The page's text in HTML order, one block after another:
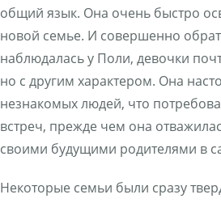
общий язык. Она очень быстро
новой семье. И совершенно
наблюдалась у Поли, девочки
но с другим характером. Она
незнакомых людей, что
встреч, прежде чем она
своими будущими родителями в
Некоторые семьи были сразу